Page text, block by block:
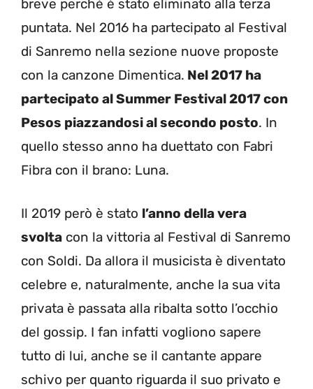
breve perché è stato eliminato alla terza
puntata. Nel 2016 ha partecipato al Festival
di Sanremo nella sezione nuove proposte
con la canzone Dimentica. Nel 2017 ha
partecipato al Summer Festival 2017 con
Pesos piazzandosi al secondo posto. In
quello stesso anno ha duettato con Fabri
Fibra con il brano: Luna.
Il 2019 però è stato l’anno della vera
svolta con la vittoria al Festival di Sanremo
con Soldi. Da allora il musicista è diventato
celebre e, naturalmente, anche la sua vita
privata è passata alla ribalta sotto l’occhio
del gossip. I fan infatti vogliono sapere
tutto di lui, anche se il cantante appare
schivo per quanto riguarda il suo privato e